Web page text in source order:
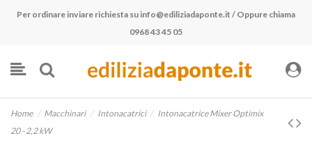
Per ordinare inviare richiesta su info@ediliziadaponte.it / Oppure chiama
0968 43 45 05
Home Macchinari Intonacatrici
Intonacatrice Mixer Optimix
20 - 2,2 kW